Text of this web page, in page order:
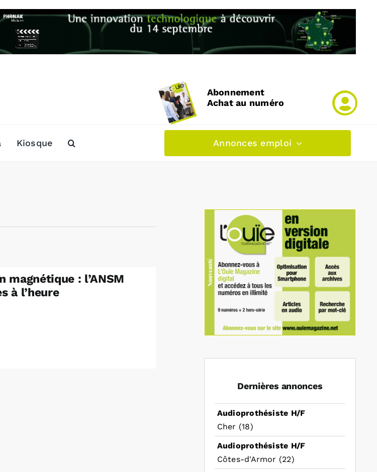
Abonnement
Achat au numéro
Kiosque Annonces emploi
magnétique : l’ANSM
à l’heure
Dernières annonces
Audioprothésiste H/F
Cher (18)
Audioprothésiste H/F
Côtes-d'Armor (22)